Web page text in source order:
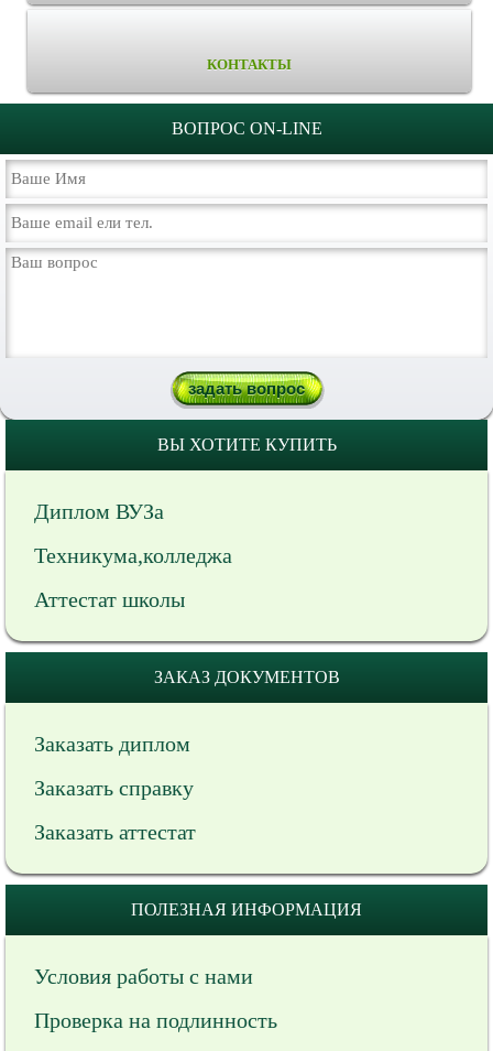
КОНТАКТЫ
ВОПРОС ON-LINE
ВЫ ХОТИТЕ КУПИТЬ
Диплом ВУЗа
Техникума,колледжа
Аттестат школы
ЗАКАЗ ДОКУМЕНТОВ
Заказать диплом
Заказать справку
Заказать аттестат
ПОЛЕЗНАЯ ИНФОРМАЦИЯ
Условия работы с нами
Проверка на подлинность